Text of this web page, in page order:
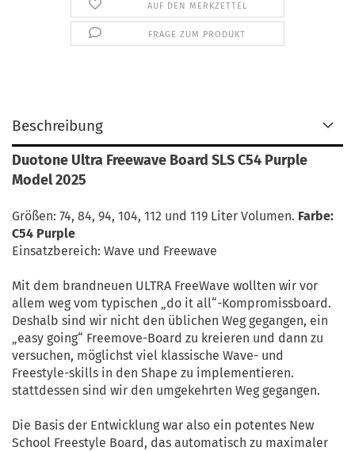
AUF DEN MERKZETTEL
FRAGE ZUM PRODUKT
Beschreibung
Duotone Ultra Freewave Board SLS C54 Purple
Model 2025
Größen: 74, 84, 94, 104, 112 und 119 Liter Volumen. Farbe:
C54 Purple
Einsatzbereich: Wave und Freewave
Mit dem brandneuen ULTRA FreeWave wollten wir vor
allem weg vom typischen „do it all“-Kompromissboard.
Deshalb sind wir nicht den üblichen Weg gegangen, ein
„easy going“ Freemove-Board zu kreieren und dann zu
versuchen, möglichst viel klassische Wave- und
Freestyle-skills in den Shape zu implementieren.
stattdessen sind wir den umgekehrten Weg gegangen.
Die Basis der Entwicklung war also ein potentes New
School Freestyle Board, das automatisch zu maximaler